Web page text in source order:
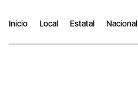
Inicio Local Estatal Nacional